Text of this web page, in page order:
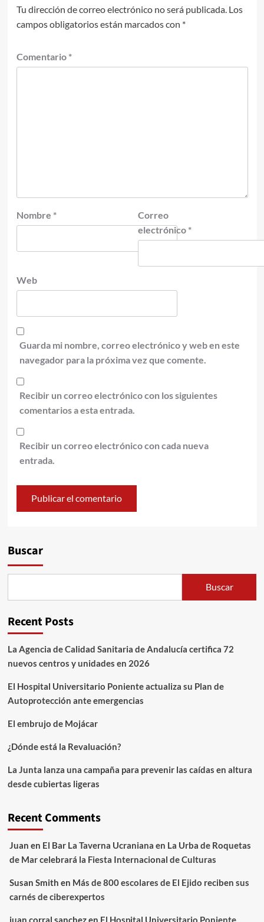
Tu dirección de correo electrónico no será publicada. Los
campos obligatorios están marcados con *
Comentario *
Nombre *
Correo
electrónico *
Web
Guarda mi nombre, correo electrónico y web en este
navegador para la próxima vez que comente.
Recibir un correo electrónico con los siguientes
comentarios a esta entrada.
Recibir un correo electrónico con cada nueva
entrada.
Buscar
Buscar
Recent Posts
La Agencia de Calidad Sanitaria de Andalucía certifica 72
nuevos centros y unidades en 2026
El Hospital Universitario Poniente actualiza su Plan de
Autoprotección ante emergencias
El embrujo de Mojácar
¿Dónde está la Revaluación?
La Junta lanza una campaña para prevenir las caídas en altura
desde cubiertas ligeras
Recent Comments
Juan en El Bar La Taverna Ucraniana en La Urba de Roquetas
de Mar celebrará la Fiesta Internacional de Culturas
Susan Smith en Más de 800 escolares de El Ejido reciben sus
carnés de ciberexpertos
juan corral sanchezen El Hospital Universitario Poniente